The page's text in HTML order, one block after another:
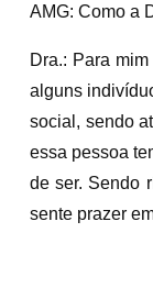
AMG: Como a
Dra.: Para
alguns
social, sendo
essa pessoa
de ser. Sendo
sente prazer